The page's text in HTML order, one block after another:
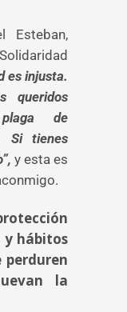
Esteban,
es injusta.
queridos
de
Si tienes
y esta es
hábitos
perduren
la